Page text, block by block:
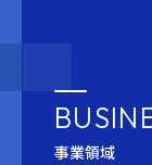
事業領域